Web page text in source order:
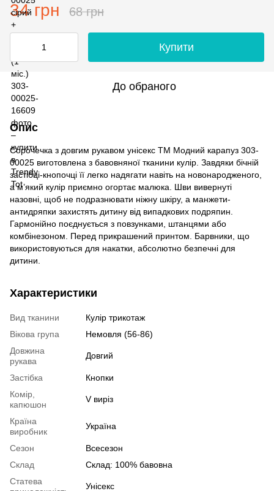
34 грн 68 грн
Купити
До обраного
Опис
Сорочечка з довгим рукавом унісекс ТМ Модний карапуз 303-
00025 виготовлена з бавовняної тканини кулір. Завдяки бічній
застібці-кнопочці її легко надягати навіть на новонародженого,
а м’який кулір приємно огортає малюка. Шви вивернуті
назовні, щоб не подразнювати ніжну шкіру, а манжети-
антидряпки захистять дитину від випадкових подряпин.
Гармонійно поєднується з повзунками, штанцями або
комбінезоном. Перед прикрашений принтом. Барвники, що
використовуються для накатки, абсолютно безпечні для
дитини.
Характеристики
Вид тканини
Кулір трикотаж
Вікова група
Немовля (56-86)
Довжина
рукава
Довгий
Застібка
Кнопки
Комір,
капюшон
V виріз
Країна
виробник
Україна
Сезон
Всесезон
Склад
Склад: 100% бавовна
Статева
Унісекс